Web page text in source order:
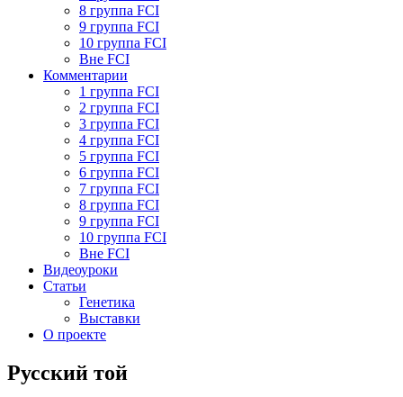
8 группа FCI
9 группа FCI
10 группа FCI
Вне FCI
Комментарии
1 группа FCI
2 группа FCI
3 группа FCI
4 группа FCI
5 группа FCI
6 группа FCI
7 группа FCI
8 группа FCI
9 группа FCI
10 группа FCI
Вне FCI
Видеоуроки
Статьи
Генетика
Выставки
О проекте
Русский той